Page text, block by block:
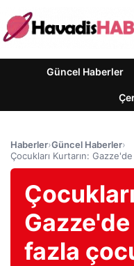
Güncel Haberler
Haberler›Güncel Haberler›
Çocukları Kurtarın:
fazla